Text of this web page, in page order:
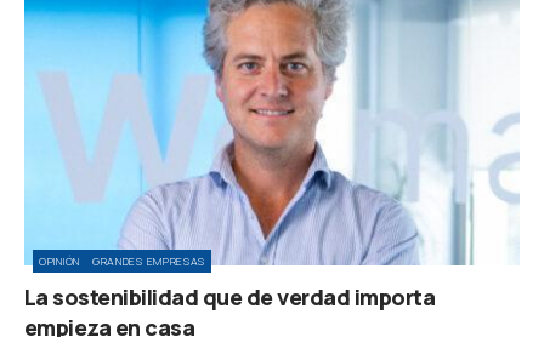
OPINIÓN GRANDES EMPRESAS
La sostenibilidad que de verdad importa
empieza en casa